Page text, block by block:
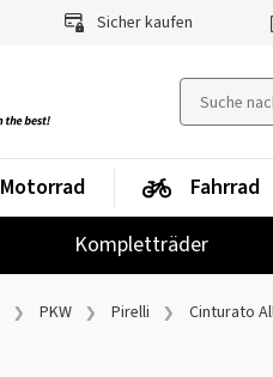
Sicher kaufen
Kompletträder
Motorrad Fahrrad
PKW Pirelli Cinturato